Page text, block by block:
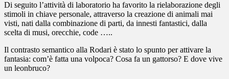
Di seguito l’attività di laboratorio ha favorito la rielaborazione degli
stimoli in chiave personale, attraverso la creazione di animali mai
visti, nati dalla combinazione di parti, da innesti fantastici, dalla
scelta di musi, orecchie, code …..
Il contrasto semantico alla Rodari è stato lo spunto per attivare la
fantasia: com’è fatta una volpoca? Cosa fa un gattorso? E dove vive
un leonbruco?